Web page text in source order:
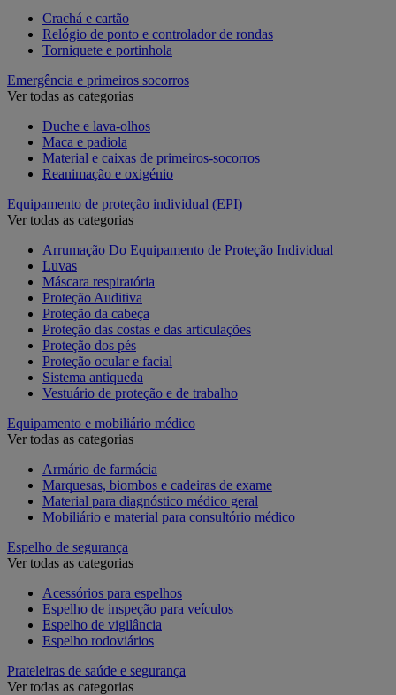
Crachá e cartão
Relógio de ponto e controlador de rondas
Torniquete e portinhola
Emergência e primeiros socorros
Ver todas as categorias
Duche e lava-olhos
Maca e padiola
Material e caixas de primeiros-socorros
Reanimação e oxigénio
Equipamento de proteção individual (EPI)
Ver todas as categorias
Arrumação Do Equipamento de Proteção Individual
Luvas
Máscara respiratória
Proteção Auditiva
Proteção da cabeça
Proteção das costas e das articulações
Proteção dos pés
Proteção ocular e facial
Sistema antiqueda
Vestuário de proteção e de trabalho
Equipamento e mobiliário médico
Ver todas as categorias
Armário de farmácia
Marquesas, biombos e cadeiras de exame
Material para diagnóstico médico geral
Mobiliário e material para consultório médico
Espelho de segurança
Ver todas as categorias
Acessórios para espelhos
Espelho de inspeção para veículos
Espelho de vigilância
Espelho rodoviários
Prateleiras de saúde e segurança
Ver todas as categorias